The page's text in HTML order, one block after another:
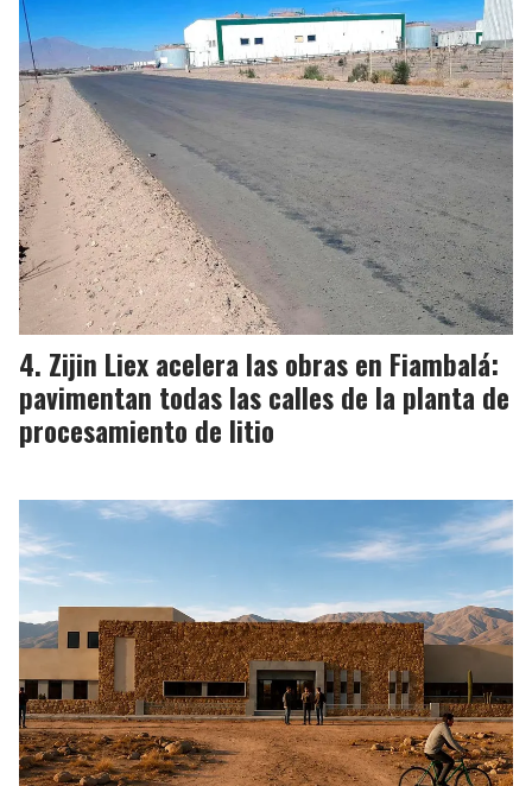
Zijin Liex acelera las obras en Fiambalá:
pavimentan todas las calles de la planta de
procesamiento de litio